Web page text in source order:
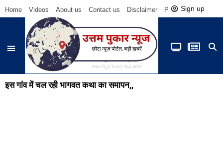
Home Videos About us Contact us Disclaimer Privacy Policy
Sign up
इस गांव में चल रही भागवत कथा का समापन,,